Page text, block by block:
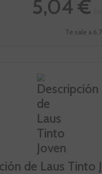
5,04 €
Te sale a
de Laus Tinto